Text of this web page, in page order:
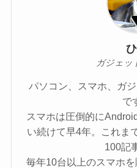
ガジェッ
パソコン、スマホ、ガ
で
スマホは圧倒的に
い続けて早4年。これま
100記
毎年10台以上のスマホ